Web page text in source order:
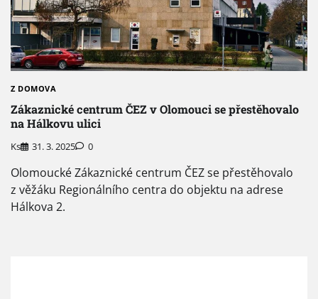
Z DOMOVA
Zákaznické centrum ČEZ v Olomouci se přestěhovalo
na Hálkovu ulici
Ks 31. 3. 2025 0
Olomoucké Zákaznické centrum ČEZ se přestěhovalo
z věžáku Regionálního centra do objektu na adrese
Hálkova 2.